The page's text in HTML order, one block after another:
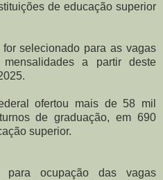
de educação superior
selecionado para as vagas
a partir deste
ofertou mais de 58 mil
de graduação, em 690
superior.
ocupação das vagas